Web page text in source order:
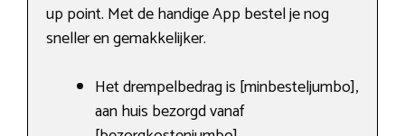
up point. Met de handige App bestel je nog
sneller en gemakkelijker.
Het drempelbedrag is [minbesteljumbo],
aan huis bezorgd vanaf